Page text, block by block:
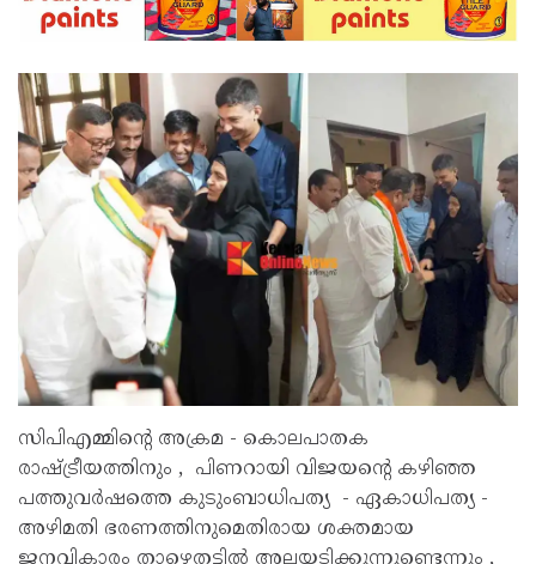
സിപിഎമ്മിന്‍റെ അക്രമ - കൊലപാതക
രാഷ്ട്രീയത്തിനും , പിണറായി വിജയന്‍റെ കഴിഞ്ഞ
പത്തുവര്‍ഷത്തെ കുടുംബാധിപത്യ - ഏകാധിപത്യ -
അഴിമതി ഭരണത്തിനുമെതിരായ ശക്തമായ